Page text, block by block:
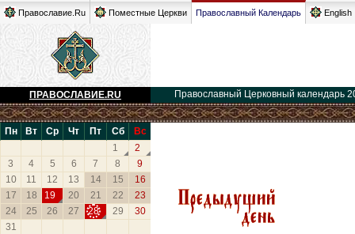
Православие.Ru Поместные Церкви Православный Календарь English
ПРАВОСЛАВИЕ.RU Православный Церковный календарь
Пн Вт Ср Чт Пт Сб
Вс
1
2
3
4 5 6 7 8
9
10
11 12 13 14 15
16
17
18 19 20 21 22
23
24
25 26 27 28 29
30
31